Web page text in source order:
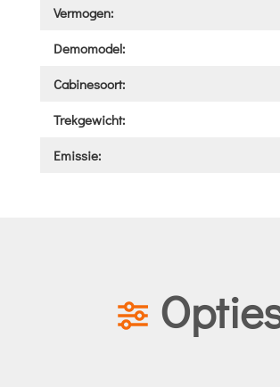
Vermogen:
Demomodel:
Cabinesoort:
Trekgewicht:
Emissie: